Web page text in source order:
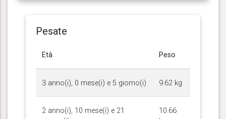
Pesate
Età Peso
3 anno(i), 0 mese(i) e 5 giorno(i) 9.62 kg
2 anno(i), 10 mese(i) e 21
10.66